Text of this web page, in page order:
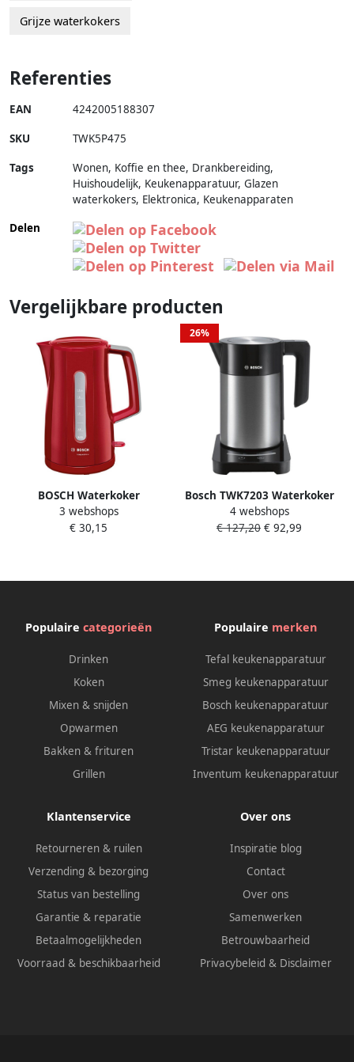
Grijze waterkokers
Referenties
EAN 4242005188307
SKU TWK5P475
Tags
Wonen, Koffie en thee, Drankbereiding,
Huishoudelijk, Keukenapparatuur, Glazen
waterkokers, Elektronica, Keukenapparaten
Delen
Vergelijkbare producten
BOSCH Waterkoker
CompactClass TWK3A014
rood 1 7 l
3 webshops
€ 30,15
26%
Bosch TWK7203 Waterkoker
Zwart RVS
4 webshops
€ 127,20 € 92,99
Populaire categorieën
Drinken
Koken
Mixen & snijden
Opwarmen
Bakken & frituren
Grillen
Populaire merken
Tefal keukenapparatuur
Smeg keukenapparatuur
Bosch keukenapparatuur
AEG keukenapparatuur
Tristar keukenapparatuur
Inventum keukenapparatuur
Klantenservice
Retourneren & ruilen
Verzending & bezorging
Status van bestelling
Garantie & reparatie
Betaalmogelijkheden
Voorraad & beschikbaarheid
Over ons
Inspiratie blog
Contact
Over ons
Samenwerken
Betrouwbaarheid
Privacybeleid & Disclaimer